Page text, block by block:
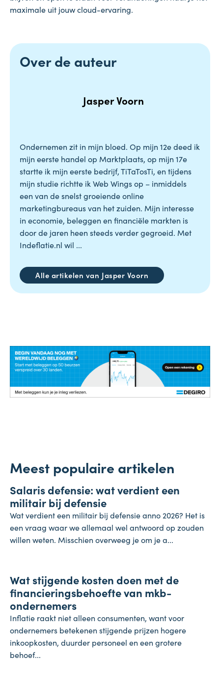
maximale uit jouw cloud-ervaring.
Over de auteur
Jasper Voorn
Ondernemen zit in mijn bloed. Op mijn 12e deed ik
mijn eerste handel op Marktplaats, op mijn 17e
startte ik mijn eerste bedrijf, TiTaTosTi, en tijdens
mijn studie richtte ik Web Wings op – inmiddels
een van de snelst groeiende online
marketingbureaus van het zuiden. Mijn interesse
in economie, beleggen en financiële markten is
door de jaren heen steeds verder gegroeid. Met
Indeflatie.nl wil ...
Alle artikelen van Jasper Voorn
Meest populaire artikelen
7 augustus 2026
Salaris defensie: wat verdient een
militair bij defensie
Wat verdient een militair bij defensie anno 2026? Het is
een vraag waar we allemaal wel antwoord op zouden
willen weten. Misschien overweeg je om je a...
4 augustus 2026
Wat stijgende kosten doen met de
financieringsbehoefte van mkb-
ondernemers
Inflatie raakt niet alleen consumenten, want voor
ondernemers betekenen stijgende prijzen hogere
inkoopkosten, duurder personeel en een grotere
behoef...